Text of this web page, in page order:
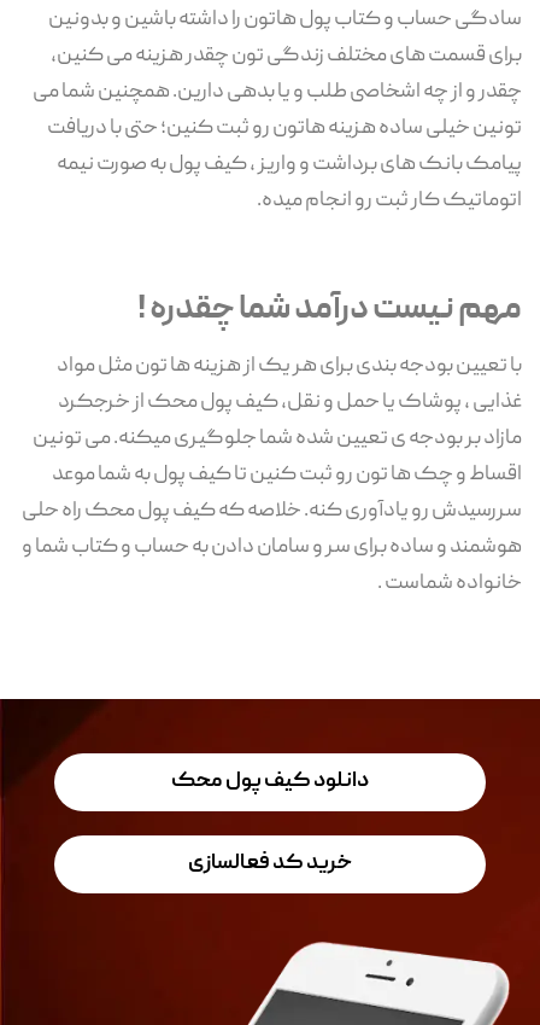
سادگی حساب و کتاب پول هاتون را داشته باشین و بدونین
برای قسمت های مختلف زندگی تون چقدر هزینه می کنین،
چقدر و از چه اشخاصی طلب و یا بدهی دارین. همچنین شما می
تونین خیلی ساده هزینه هاتون رو ثبت کنین؛ حتی با دریافت
پیامک بانک های برداشت و واریز ، کیف پول به صورت نیمه
اتوماتیک کار ثبت رو انجام میده.
مهم نیست درآمد شما چقدره !
با تعیین بودجه بندی برای هر یک از هزینه ها تون مثل مواد
غذایی ، پوشاک یا حمل و نقل، کیف پول محک از خرجکرد
مازاد بر بودجه ی تعیین شده شما جلوگیری میکنه. می تونین
اقساط و چک ها تون رو ثبت کنین تا کیف پول به شما موعد
سررسیدش رو یادآوری کنه. خلاصه که کیف پول محک راه حلی
هوشمند و ساده برای سر و سامان دادن به حساب و کتاب شما و
خانواده شماست .
دانلود کیف پول محک
خرید کد فعالسازی